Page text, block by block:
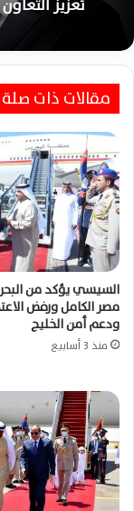
تعزيز
مقالات ذات صلة
السيسي يؤكد من
مصر الكامل ورفض
ودعم أمن الخليج
منذ 3 أسابيع